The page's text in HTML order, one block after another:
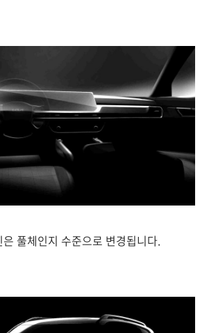
풀체인지 수준으로 변경됩니다.